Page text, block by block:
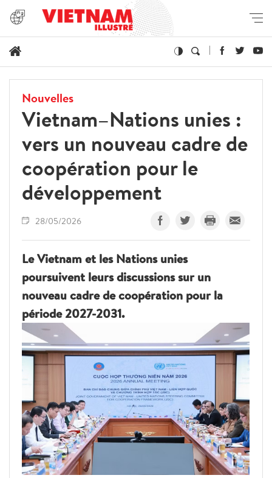
Nouvelles
Vietnam–Nations unies :
vers un nouveau cadre de
coopération pour le
développement
28/05/2026
Le Vietnam et les Nations unies
poursuivent leurs discussions sur un
nouveau cadre de coopération pour la
période 2027-2031.